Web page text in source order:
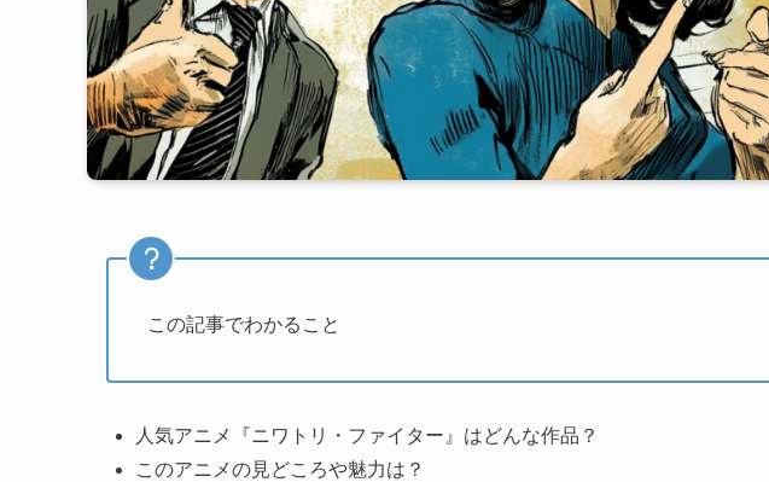
この記事でわかること
人気アニメ『ニワトリ・ファイター』はどんな作品？
このアニメの見どころや魅力は？